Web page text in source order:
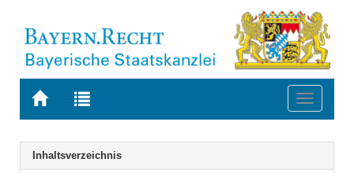
Zur
BAYERN.RECHT
Zur
letzten
Suche
Toggle
Navigation
Inhaltsverzeichnis